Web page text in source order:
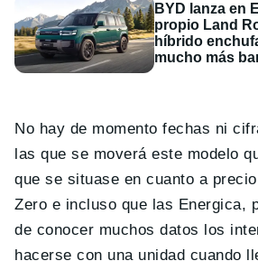
BYD lanza en
propio Land
híbrido
mucho más
No hay de momento fechas ni
las que se moverá este modelo
que se situase en cuanto a
Zero e incluso que las Energica,
de conocer muchos datos los
hacerse con una unidad cuando